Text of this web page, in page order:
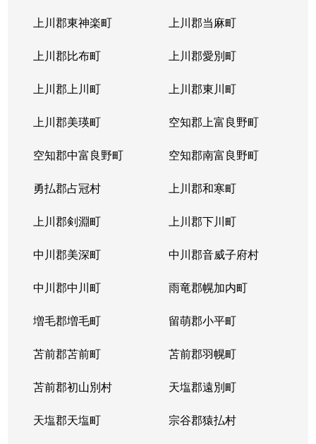
上川郡東神楽町 上川郡当麻町
上川郡比布町 上川郡愛別町
上川郡上川町 上川郡東川町
上川郡美瑛町 空知郡上富良野町
空知郡中富良野町 空知郡南富良野町
勇払郡占冠村 上川郡和寒町
上川郡剣淵町 上川郡下川町
中川郡美深町 中川郡音威子府村
中川郡中川町 雨竜郡幌加内町
増毛郡増毛町 留萌郡小平町
苫前郡苫前町 苫前郡羽幌町
苫前郡初山別村 天塩郡遠別町
天塩郡天塩町 宗谷郡猿払村